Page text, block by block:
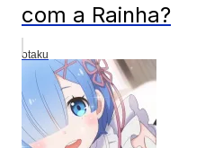
com a Rainha?
otaku